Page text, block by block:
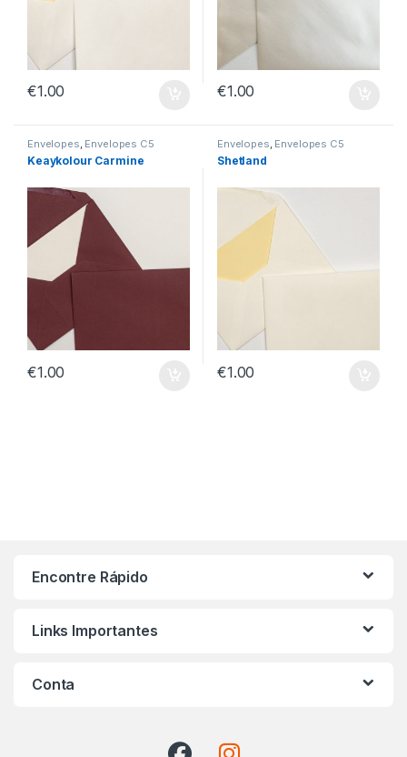
€1.00 €1.00
Envelopes, Envelopes C5
Keaykolour Carmine
€1.00
Envelopes, Envelopes C5
Shetland
€1.00
Encontre Rápido
Links Importantes
Conta